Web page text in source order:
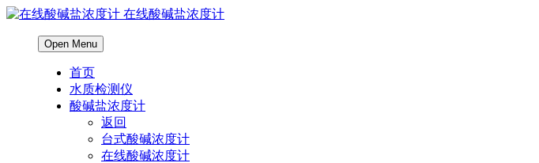
在线酸碱盐浓度计
Open Menu
首页
水质检测仪
酸碱盐浓度计
返回
台式酸碱浓度计
在线酸碱浓度计